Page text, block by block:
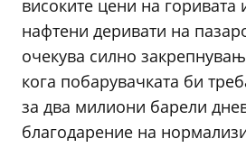
високите цени на горивата
нафтени деривати на
очекува силно
кога побарувачката би
за два милиони барели
благодарение на